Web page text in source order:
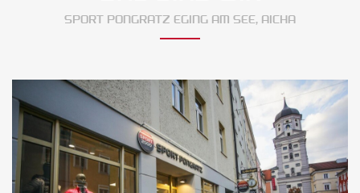
SPORT PONGRATZ EGING AM SEE, AICHA